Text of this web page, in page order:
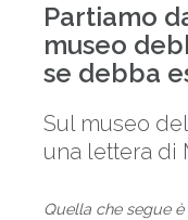
Partiamo
museo
se debba
Sul museo
una lettera di
Quella che segue